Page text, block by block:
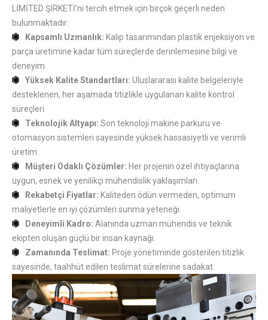
LİMİTED ŞİRKETİ’ni tercih etmek için birçok geçerli neden
bulunmaktadır:
Kapsamlı Uzmanlık: Kalıp tasarımından plastik enjeksiyon ve
parça üretimine kadar tüm süreçlerde derinlemesine bilgi ve
deneyim.
Yüksek Kalite Standartları: Uluslararası kalite belgeleriyle
desteklenen, her aşamada titizlikle uygulanan kalite kontrol
süreçleri.
Teknolojik Altyapı: Son teknoloji makine parkuru ve
otomasyon sistemleri sayesinde yüksek hassasiyetli ve verimli
üretim.
Müşteri Odaklı Çözümler: Her projenin özel ihtiyaçlarına
uygun, esnek ve yenilikçi mühendislik yaklaşımları.
Rekabetçi Fiyatlar: Kaliteden ödün vermeden, optimum
maliyetlerle en iyi çözümleri sunma yeteneği.
Deneyimli Kadro: Alanında uzman mühendis ve teknik
ekipten oluşan güçlü bir insan kaynağı.
Zamanında Teslimat: Proje yönetiminde gösterilen titizlik
sayesinde, taahhüt edilen teslimat sürelerine sadakat.